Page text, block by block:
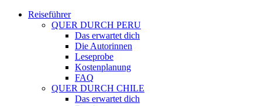
Reiseführer
QUER DURCH PERU
Das erwartet dich
Die Autorinnen
Leseprobe
Kostenplanung
FAQ
QUER DURCH CHILE
Das erwartet dich